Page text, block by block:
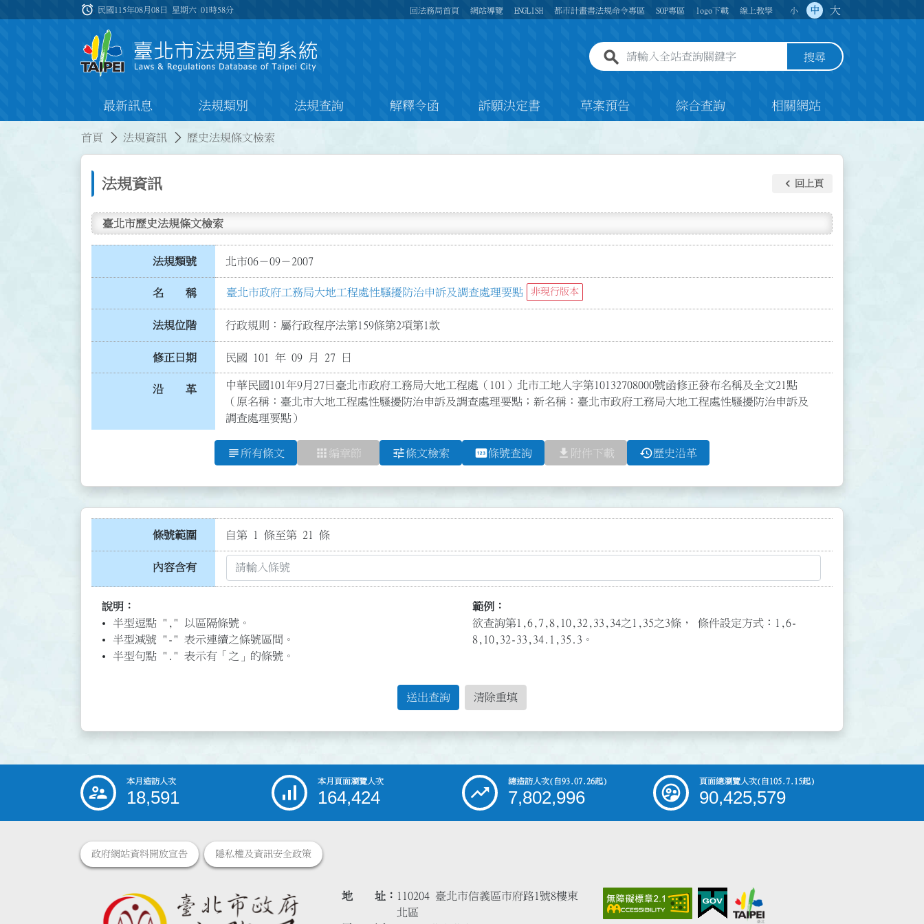
:::
alarm 民國115年08月08日 星期六01時58分 回法務局首頁 網站導覽 ENGLISH 都市計畫書法規命令專區 SOP專區 logo下載 線上教學 小 中 大
全站查詢關鍵字欄位 搜尋
最新訊息 法規類別 法規查詢 解釋令函 訴願決定書 草案預告 綜合查詢 相關網站
首頁 法規資訊 歷史法規條文檢索
法規資訊 keyboard_arrow_left 回上頁
臺北市歷史法規條文檢索
法規類號 北市06－09－2007
名 稱 臺北市政府工務局大地工程處性騷擾防治申訴及調查處理要點 非現行版本
法規位階 行政規則：屬行政程序法第159條第2項第1款
修正日期 民國 101 年 09 月 27 日
沿 革
中華民國101年9月27日臺北市政府工務局大地工程處（101）北市工地人字第10132708000號函修正發布名稱及全文21點
（原名稱：臺北市大地工程處性騷擾防治申訴及調查處理要點；新名稱：臺北市政府工務局大地工程處性騷擾防治申訴及
調查處理要點）
subject 所有條文 apps 編章節 tune條文檢索 pin條號查詢 file_download 附件下載 history歷史沿革
條號範圍 自第 1 條至第 21 條
內容含有
說明：
半型逗點 "," 以區隔條號。
半型減號 "-" 表示連續之條號區間。
半型句點 "." 表示有「之」的條號。
範例：
欲查詢第1,6,7,8,10,32,33,34之1,35之3條， 條件設定方式：1,6-
8,10,32-33,34.1,35.3。
送出查詢 清除重填
::: 本月造訪人次
18,591
本月頁面瀏覽人次
164,424
總造訪人次(自93.07.26起)
7,802,996
頁面總瀏覽人次(自105.7.15起)
90,425,579
政府網站資料開放宣告 隱私權及資訊安全政策
地 址
110204 臺北市信義區市府路1號8樓東
北區